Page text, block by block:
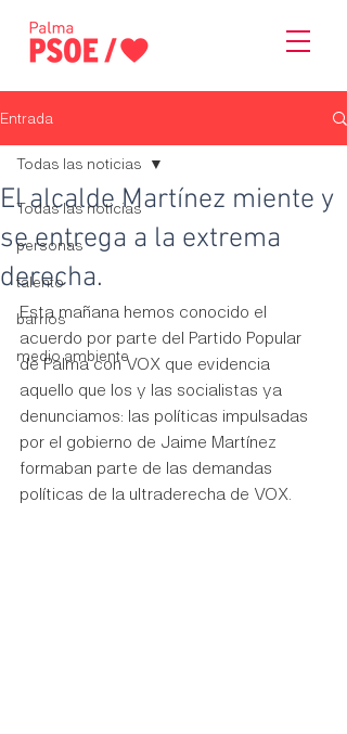
Entrada
Todas las noticias
personas
talento
barrios
medio ambiente
Todas las noticias
El alcalde Martínez miente y
se entrega a la extrema
derecha.
Esta mañana hemos conocido el
acuerdo por parte del Partido Popular
de Palma con VOX que evidencia
aquello que los y las socialistas ya
denunciamos: las políticas impulsadas
por el gobierno de Jaime Martínez
formaban parte de las demandas
políticas de la ultraderecha de VOX.